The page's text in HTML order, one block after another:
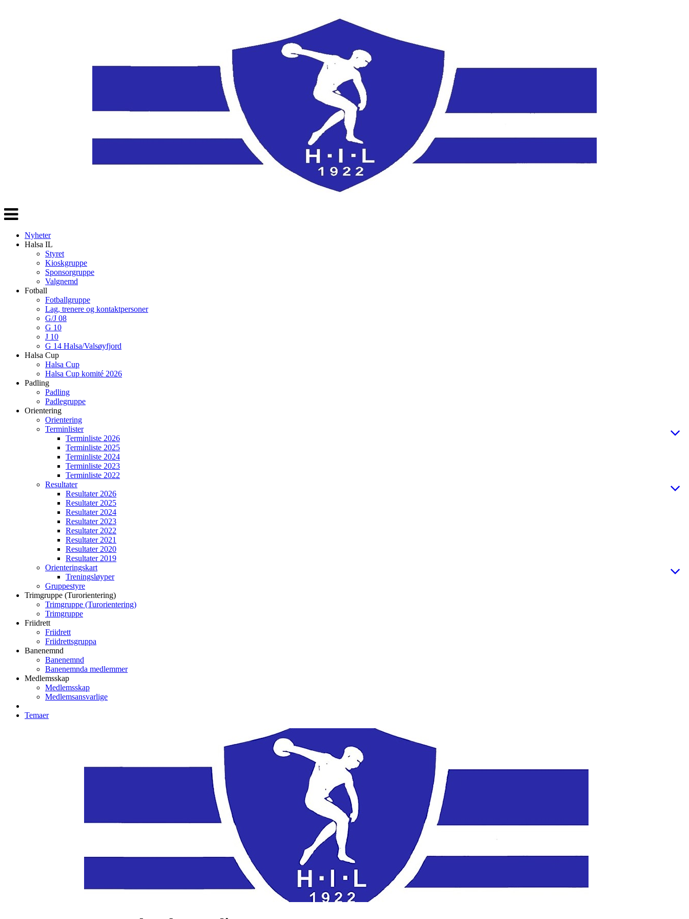
Veksle
navigasjon
Nyheter
Halsa IL
Styret
Kioskgruppe
Sponsorgruppe
Valgnemd
Fotball
Fotballgruppe
Lag, trenere og kontaktpersoner
G/J 08
G 10
J 10
G 14 Halsa/Valsøyfjord
Halsa Cup
Halsa Cup
Halsa Cup komité 2026
Padling
Padling
Padlegruppe
Orientering
Orientering
Terminlister
Terminliste 2026
Terminliste 2025
Terminliste 2024
Terminliste 2023
Terminliste 2022
Resultater
Resultater 2026
Resultater 2025
Resultater 2024
Resultater 2023
Resultater 2022
Resultater 2021
Resultater 2020
Resultater 2019
Orienteringskart
Treningsløyper
Gruppestyre
Trimgruppe (Turorientering)
Trimgruppe (Turorientering)
Trimgruppe
Friidrett
Friidrett
Friidrettsgruppa
Banenemnd
Banenemnd
Banenemnda medlemmer
Medlemsskap
Medlemsskap
Medlemsansvarlige
Temaer